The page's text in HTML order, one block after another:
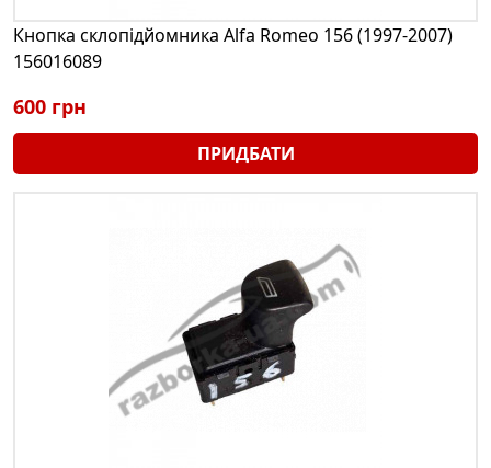
Кнопка склопідйомника Alfa Romeo 156 (1997-2007)
156016089
600 грн
ПРИДБАТИ